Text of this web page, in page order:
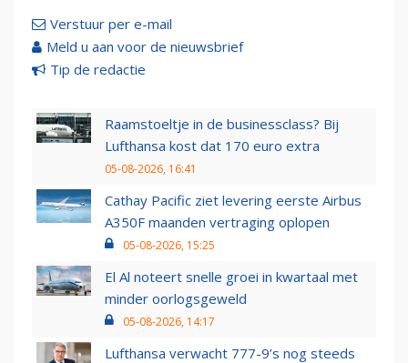
Verstuur per e-mail
Meld u aan voor de nieuwsbrief
Tip de redactie
Raamstoeltje in de businessclass? Bij
Lufthansa kost dat 170 euro extra
05-08-2026, 16:41
Cathay Pacific ziet levering eerste Airbus
A350F maanden vertraging oplopen
05-08-2026, 15:25
El Al noteert snelle groei in kwartaal met
minder oorlogsgeweld
05-08-2026, 14:17
Lufthansa verwacht 777-9’s nog steeds